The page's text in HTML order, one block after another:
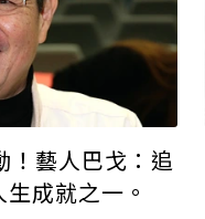
！藝人巴戈：追
成就之一。